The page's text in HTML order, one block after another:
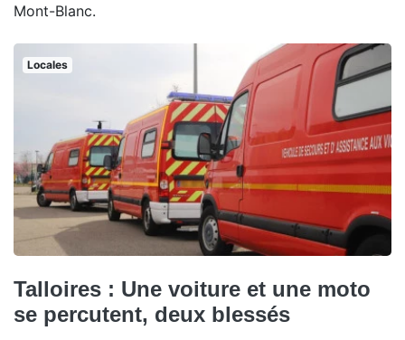
Mont-Blanc.
Locales
Talloires : Une voiture et une moto
se percutent, deux blessés